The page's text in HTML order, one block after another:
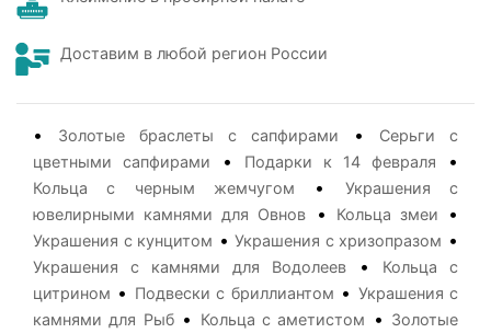
Доставим в любой регион России
• Золотые браслеты с сапфирами •
Серьги с
цветными сапфирами
• Подарки к 14 февраля •
Кольца с черным жемчугом •
Украшения с
ювелирными камнями для Овнов
• Кольца змеи •
Украшения с кунцитом •Украшения с хризопразом •
Украшения с камнями для Водолеев •
Кольца с
цитрином • Подвески с бриллиантом • Украшения с
камнями для Рыб• Кольца с аметистом • Золотые